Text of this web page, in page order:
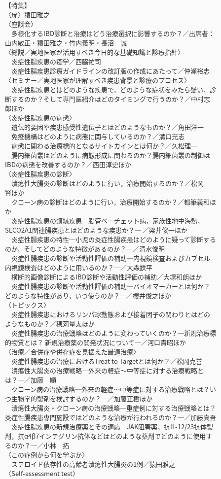
【特集】
〈扉〉猿田雅之
〈座談会〉
多様化するIBD診断と治療はどう治療選択に影響するのか？／出席者：
山内敏正・猿田雅之・竹内義明・長沼 誠
〈総説／実地医家が活用すべき今日的な基礎知識と診療指針〉
炎症性腸疾患の疫学／西脇祐司
炎症性腸疾患診療ガイドラインの改訂版の作成にあたって／仲瀬裕志
〈セミナー／実地医家が理解すべき疾患背景と診療のプロセス〉
炎症性腸疾患とはどのような疾患で，どのような症状をみたら疑い，診
断するのか？そして専門医紹介はどのタイミングで行うのか？／中村志
郎ほか
〈炎症性腸疾患の病態〉
遺伝的要因や疾患感受性遺伝子とはどのようなものか？／角田洋一
免疫機構はどのように病態に関与しているのか？／溝口充志
病態に関わる治療標的となるサイトカインとは何か？／久松理一
腸内細菌叢はどのように病態形成に関わるのか？腸内細菌叢の制御は
IBDの病態を改善するのか？／西田淳史ほか
〈炎症性腸疾患の診断〉
潰瘍性大腸炎の診断はどのように行い，治療開始するのか？／松岡
賢ほか
クローン病の診断はどのように行い，治療開始するのか？／都築義和ほ
か
炎症性腸疾患の類縁疾患─腸管ベーチェット病，家族性地中海熱，
SLCO2A1関連腸疾患とはどのような疾患か？─ ／梁井俊一ほか
炎症性腸疾患の特性─小児の炎症性腸疾患はどのように疑って診断する
のか，そしてどのような特徴があるのか？─／清水俊明
炎症性腸疾患の診断や活動性評価の補助─内視鏡検査およびカプセル
内視鏡検査はどのように用いるのか？─／大森鉄平
横断的画像診断によるIBD診断や活動性評価の補助／大塚和朗ほか
炎症性腸疾患の診断や活動性評価の補助─バイオマーカーとは何か？
どのような特性があり，いつ使うのか？─／櫻井俊之ほか
〈トピックス〉
炎症性腸疾患におけるリンパ球動態および接着因子の関わりとはどの
ようなものか？／穂苅量太ほか
炎症性腸疾患の治療戦略はどのように変わっていくのか？─新規治療標
的物質とは？ 新規治療薬の開発状況について─／河口貴昭ほか
〈治療／合併症や併存症を見据えた最適治療〉
炎症性腸疾患の治療におけるTreat to Targetとは何か？／松岡克善
潰瘍性大腸炎の治療戦略─外来の軽症〜中等症に対する治療戦略と
は？─／加藤 順
クローン病の治療戦略─外来の軽症〜中等症に対する治療戦略とは？い
つ生物学的製剤を検討するのか？─／加藤正樹ほか
潰瘍性大腸炎・クローン病の治療戦略─重症例に対する治療戦略とは？
炎症性腸疾患専門施設ではどのような治療が行われるのか？─／加藤真吾
炎症性腸疾患の新規治療薬とその適応─JAK阻害薬，抗IL-12/23抗体製
剤，抗α4β7インテグリン抗体などはどのような薬剤でどのように使用す
るのか？─／小林 拓
〈この症例から何を学ぶか〉
ステロイド依存性の高齢者潰瘍性大腸炎の1例／猿田雅之
〈Self-assessment test〉